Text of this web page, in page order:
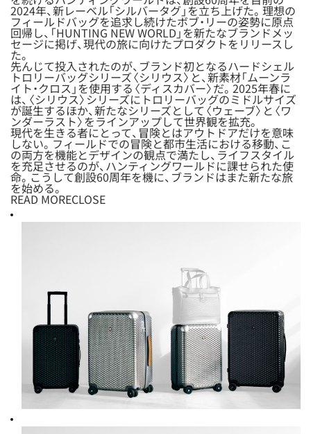
2024年、新レーベル「シルバータグ」を立ち上げた。理想の
フィールドバッグを追求し続けたボブ・リーの姿勢に原点
回帰し、「HUNTING NEW WORLD」を新たなブランドメッ
セージに掲げ、現代の旅に向けたプロダクトをリリースし
た。
先んじて投入されたのが、ブランド初となるハードシェル
トロリーバッグシリーズ〈シリウス〉と、新素材「ムーンラ
イト・クロス」を使用する〈ディスカバー〉だ。2025年春に
は、〈シリウス〉シリーズにトロリーバッグのミドルサイズ
が誕生するほか、新たなシリーズとして〈ウェーブ〉と〈ワ
ンダーラスト〉をラインアップして世界観を拡充。
現代を生きる者にとって、冒険とはアウトドアだけを意味
しない。フィールドでの冒険と都市生活における移動、こ
の両方を機能とデザインの観点で満たし、ライフスタイル
を充足させるのが、ハンティングワールドに課せられた使
命。こうして創設60周年を機に、ブランドはまた新たな旅
を始める。
READ MORECLOSE